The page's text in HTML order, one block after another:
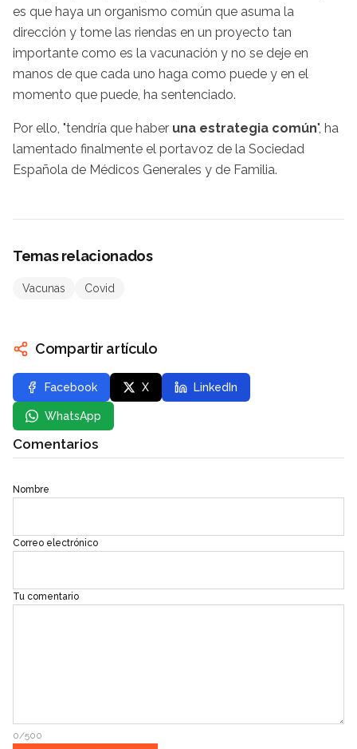
es que haya un organismo común que asuma la
dirección y tome las riendas en un proyecto tan
importante como es la vacunación y no se deje en
manos de que cada uno haga como puede y en el
momento que puede, ha sentenciado.
Por ello, "tendría que haber una estrategia común", ha
lamentado finalmente el portavoz de la Sociedad
Española de Médicos Generales y de Familia.
Temas relacionados
Vacunas Covid
Compartir artículo
Facebook X LinkedIn
WhatsApp
Comentarios
Nombre
Correo electrónico
Tu comentario
0/500